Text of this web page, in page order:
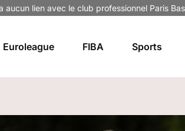
aucun lien avec le club professionnel Paris
Euroleague FIBA Sports